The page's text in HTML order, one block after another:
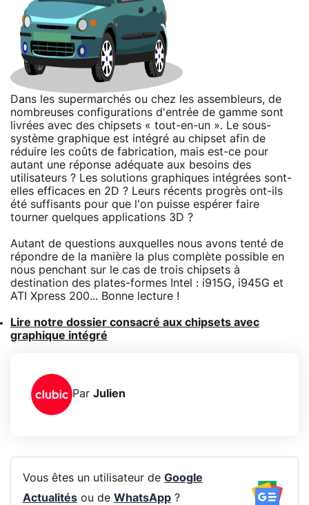
Dans les supermarchés ou chez les assembleurs, de
nombreuses configurations d'entrée de gamme sont
livrées avec des chipsets « tout-en-un ». Le sous-
système graphique est intégré au chipset afin de
réduire les coûts de fabrication, mais est-ce pour
autant une réponse adéquate aux besoins des
utilisateurs ? Les solutions graphiques intégrées sont-
elles efficaces en 2D ? Leurs récents progrès ont-ils
été suffisants pour que l'on puisse espérer faire
tourner quelques applications 3D ?
Autant de questions auxquelles nous avons tenté de
répondre de la manière la plus complète possible en
nous penchant sur le cas de trois chipsets à
destination des plates-formes Intel : i915G, i945G et
ATI Xpress 200... Bonne lecture !
Lire notre dossier consacré aux chipsets avec
graphique intégré
Par Julien
Vous êtes un utilisateur de Google
Actualitésou de WhatsApp?